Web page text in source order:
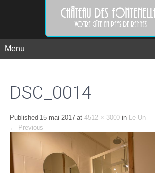
Menu
DSC_0014
Published 15 mai 2017 at 4512 × 3000 in Le Un
← Previous